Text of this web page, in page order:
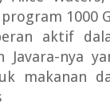
1000
aktif
Javara-nya
makanan